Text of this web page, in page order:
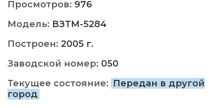
Просмотров: 976
Модель: ВЗТМ-5284
Построен: 2005 г.
Заводской номер: 050
Текущее состояние: Передан в другой
город